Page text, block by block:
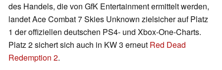
des Handels, die von GfK Entertainment ermittelt werden,
landet Ace Combat 7 Skies Unknown zielsicher auf Platz
1 der offiziellen deutschen PS4- und Xbox-One-Charts.
Platz 2 sichert sich auch in KW 3 erneut Red Dead
Redemption 2.